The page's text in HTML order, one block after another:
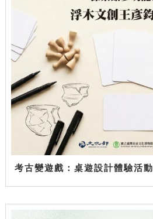
考古變遊戲：桌遊設計體驗活動